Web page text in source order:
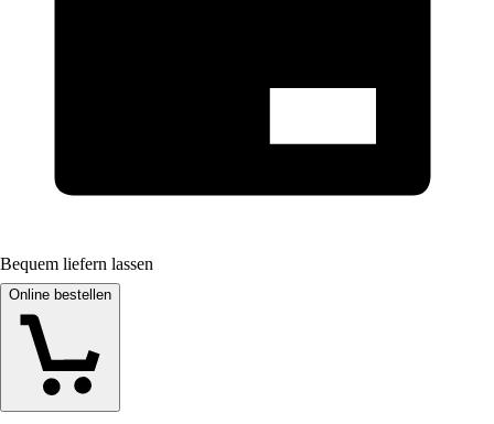
Bequem liefern lassen
Online bestellen